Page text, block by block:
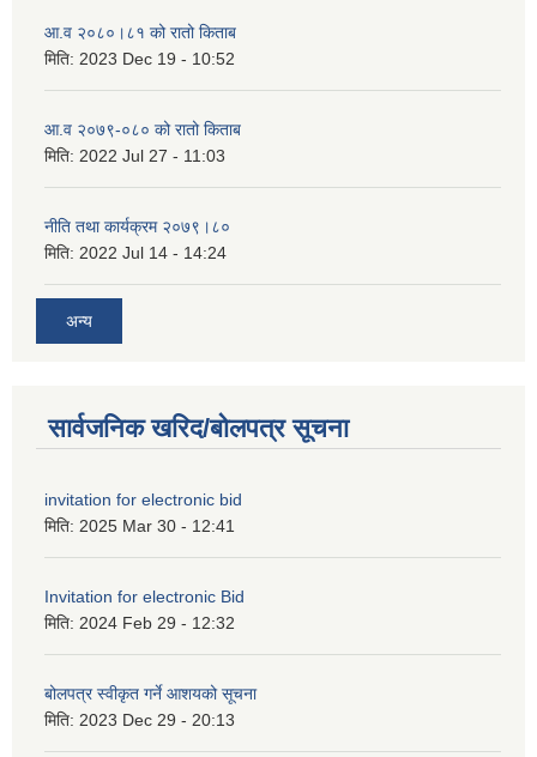
आ.व २०८०।८१ को रातो किताब
मिति: 2023 Dec 19 - 10:52
आ.व २०७९-०८० को रातो किताब
मिति: 2022 Jul 27 - 11:03
नीति तथा कार्यक्रम २०७९।८०
मिति: 2022 Jul 14 - 14:24
अन्य
सार्वजनिक खरिद/बोलपत्र सूचना
invitation for electronic bid
मिति: 2025 Mar 30 - 12:41
Invitation for electronic Bid
मिति: 2024 Feb 29 - 12:32
बोलपत्र स्वीकृत गर्ने आशयको सूचना
मिति: 2023 Dec 29 - 20:13